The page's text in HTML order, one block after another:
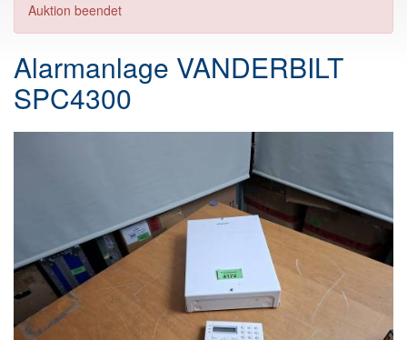
Auktion beendet
Alarmanlage VANDERBILT
SPC4300